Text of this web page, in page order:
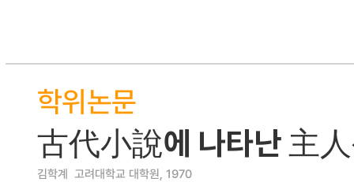
학위논문
古代小說에 나타난 主
김학계 고려대학교 대학원, 1970